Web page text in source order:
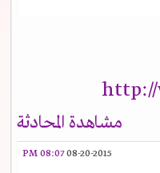
http://
مشاهدة المحادثة
08-20-2015
08:07 PM